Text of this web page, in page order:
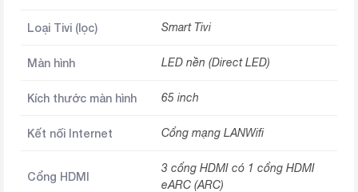
Loại Tivi (lọc) Smart Tivi
Màn hình LED nền (Direct LED)
Kích thước màn hình 65 inch
Kết nối Internet Cổng mạng LANWifi
Cổng HDMI
3 cổng HDMI có 1 cổng HDMI
eARC (ARC)